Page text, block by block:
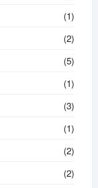
(1)
(2)
(5)
(1)
(3)
(1)
(2)
(2)